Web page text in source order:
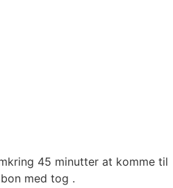
45 minutter at komme til
med tog .